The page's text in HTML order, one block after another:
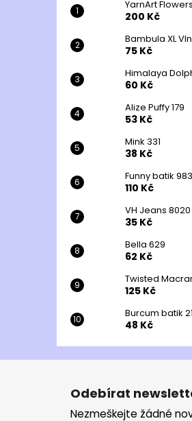
YarnArt
200 Kč
Bambula XL
75 Kč
Himalaya
60 Kč
Alize Puffy 179
53 Kč
Mink 331
38 Kč
Funny batik
110 Kč
VH Jeans 8020
35 Kč
Bella 629
62 Kč
Twisted
125 Kč
Burcum batik
48 Kč
Z
Odebírat
Nezmeškejte žádné